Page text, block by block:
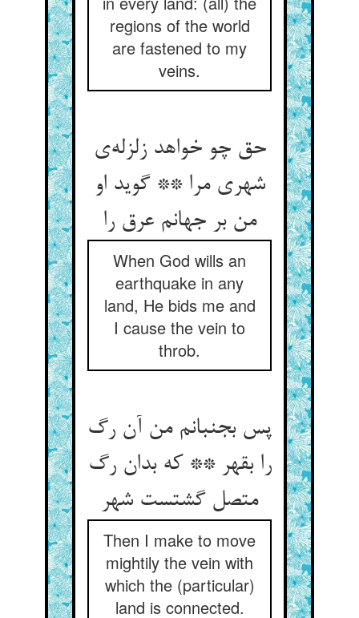
regions of the world
are fastened to my
veins.
حق چو خواهد زلزله‌ی
شهری مرا ** گوید او
من بر جهانم عرق را
When God wills an
earthquake in any
land, He bids me and
I cause the vein to
throb.
پس بجنبانم من آن رگ
را بقهر ** که بدان رگ
متصل گشتست شهر
Then I make to move
mightily the vein with
which the (particular)
land is connected.